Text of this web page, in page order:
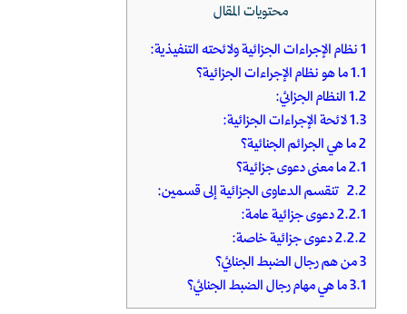
محتويات المقال
1نظام الإجراءات الجزائية ولائحته التنفيذية:
1.1ما هو نظام الإجراءات الجزائية؟
1.2النظام الجزائي:
1.3لائحة الإجراءات الجزائية:
2ما هي الجرائم الجنائية؟
2.1ما معنى دعوى جزائية؟
2.2تنقسم الدعاوى الجزائية إلى قسمين:
2.2.1دعوى جزائية عامة:
2.2.2دعوى جزائية خاصة:
3من هم رجال الضبط الجنائي؟
3.1ما هي مهام رجال الضبط الجنائي؟